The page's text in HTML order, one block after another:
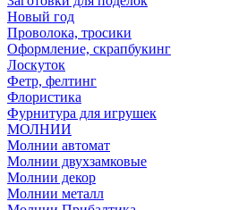
Новый год
Проволока, тросики
Оформление, скрапбукинг
Лоскуток
Фетр, фелтинг
Флористика
Фурнитура для игрушек
МОЛНИИ
Молнии автомат
Молнии двухзамковые
Молнии декор
Молнии металл